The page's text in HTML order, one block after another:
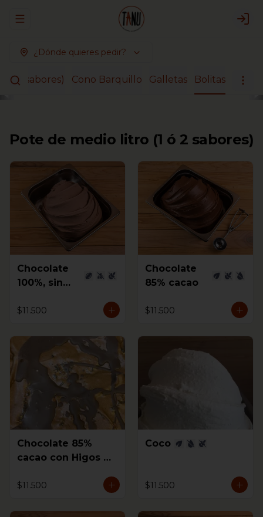
Abrir menu de navegación
¿Dónde quieres pedir?
ó 3 sabores) Cono Barquillo Galletas Bolitas
Pote de medio litro (1 ó 2 sabores)
Chocolate
100%, sin
$11.500
Chocolate
85% cacao
$11.500
Chocolate 85%
cacao con Higos al
$11.500
Coco
$11.500